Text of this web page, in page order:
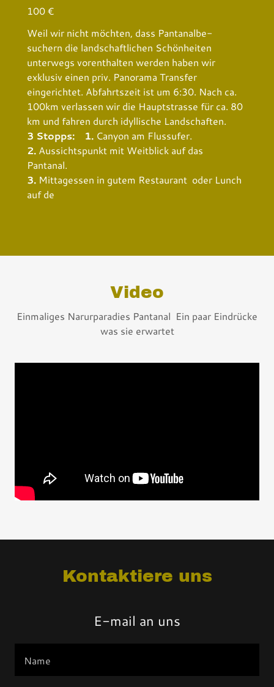
100 €
Weil wir nicht möchten, dass Pantanalbe-
suchern die landschaftlichen Schönheiten
unterwegs vorenthalten werden haben wir
exklusiv einen priv. Panorama Transfer
eingerichtet. Abfahrtszeit ist um 6:30. Nach ca.
100km verlassen wir die Hauptstrasse für ca. 80
km und fahren durch idyllische Landschaften.
3 Stopps:
1. Canyon am Flussufer.
2. Aussichtspunkt mit Weitblick auf das
Pantanal.
3. Mittagessen in gutem Restaurant oder Lunch
auf de
Video
Einmaliges Narurparadies Pantanal Ein paar Eindrücke
was sie erwartet
Kontaktiere uns
E-mail an uns
Name